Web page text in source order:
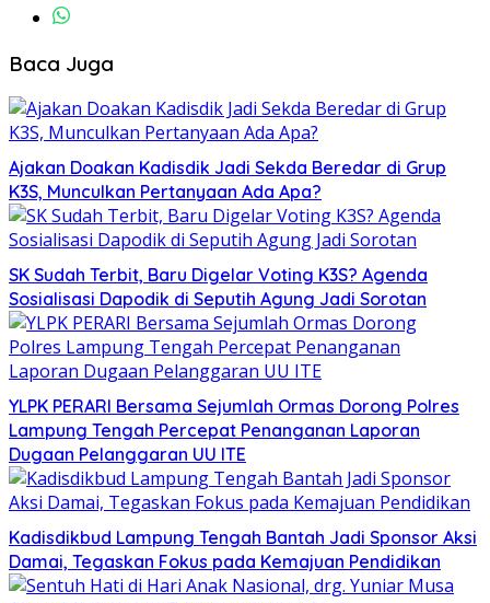
Baca Juga
Ajakan Doakan Kadisdik Jadi Sekda Beredar di Grup
K3S, Munculkan Pertanyaan Ada Apa?
SK Sudah Terbit, Baru Digelar Voting K3S? Agenda
Sosialisasi Dapodik di Seputih Agung Jadi Sorotan
YLPK PERARI Bersama Sejumlah Ormas Dorong Polres
Lampung Tengah Percepat Penanganan Laporan
Dugaan Pelanggaran UU ITE
Kadisdikbud Lampung Tengah Bantah Jadi Sponsor Aksi
Damai, Tegaskan Fokus pada Kemajuan Pendidikan